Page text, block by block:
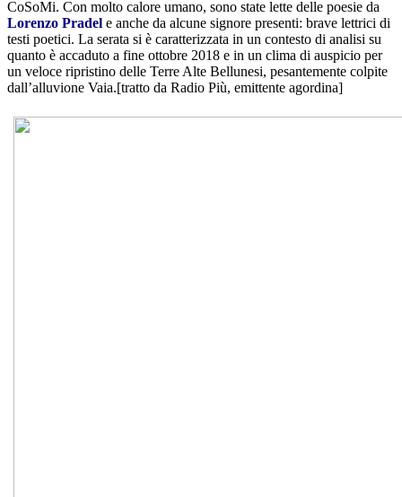
CoSoMi. Con molto calore umano, sono state lette delle poesie da
Lorenzo Pradel e anche da alcune signore presenti: brave lettrici di
testi poetici. La serata si è caratterizzata in un contesto di analisi su
quanto è accaduto a fine ottobre 2018 e in un clima di auspicio per
un veloce ripristino delle Terre Alte Bellunesi, pesantemente colpite
dall’alluvione Vaia.[tratto da Radio Più, emittente agordina]